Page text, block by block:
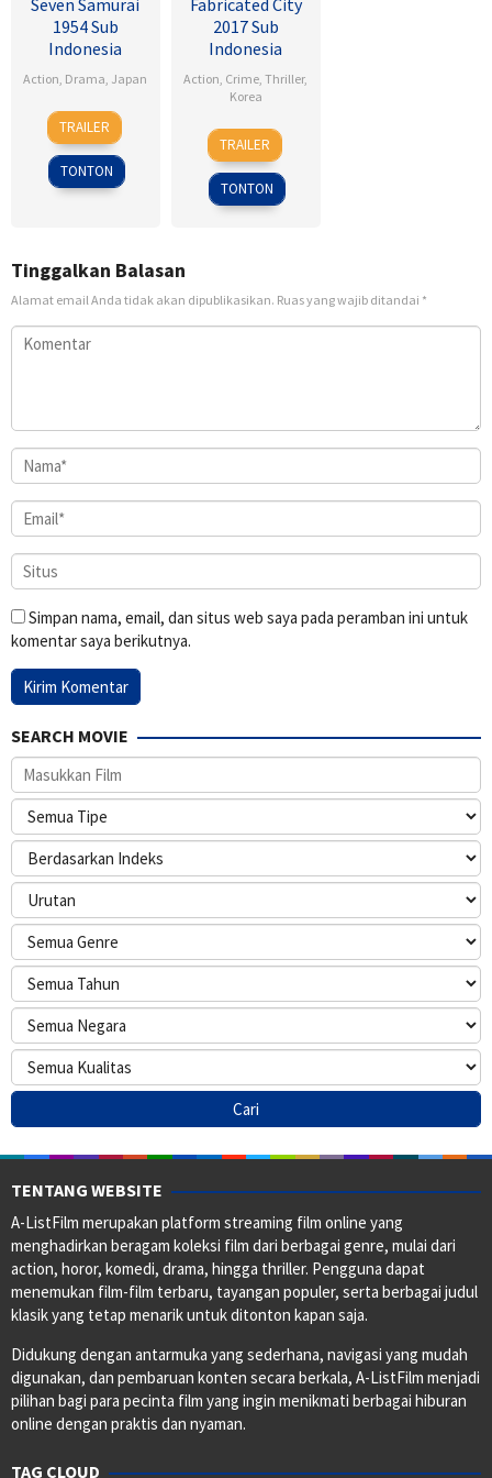
Seven Samurai
1954 Sub
Indonesia
Action, Drama, Japan
26
Apr
1954
Akira
Kurosawa
TRAILER
TONTON
Fabricated City
2017 Sub
Indonesia
Action, Crime,Thriller,
Korea
9
Feb
2017
Lee
Hu-
bin
TRAILER
TONTON
Tinggalkan Balasan
Alamat email Anda tidak akan dipublikasikan. Ruas yang wajib ditandai *
Simpan nama, email, dan situs web saya pada peramban ini untuk
komentar saya berikutnya.
SEARCH MOVIE
TENTANG WEBSITE
A-ListFilm merupakan platform streaming film online yang
menghadirkan beragam koleksi film dari berbagai genre, mulai dari
action, horor, komedi, drama, hingga thriller. Pengguna dapat
menemukan film-film terbaru, tayangan populer, serta berbagai judul
klasik yang tetap menarik untuk ditonton kapan saja.
Didukung dengan antarmuka yang sederhana, navigasi yang mudah
digunakan, dan pembaruan konten secara berkala, A-ListFilm menjadi
pilihan bagi para pecinta film yang ingin menikmati berbagai hiburan
online dengan praktis dan nyaman.
TAG CLOUD